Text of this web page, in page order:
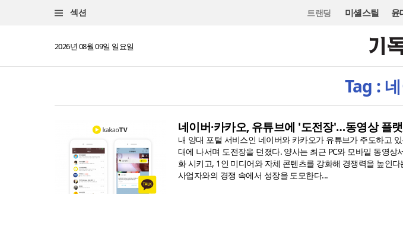
섹션 트랜딩 미셸스틸 윤
2026년 08월 09일 일요일
Tag :
네이버·카카오, 유튜브에 '도전장'…동영상 플
내 양대 포털 서비스인 네이버와 카카오가 유튜브가 주도하고
대에 나서며 도전장을 던졌다. 양사는 최근 PC와 모바일 동영상
화 시키고, 1인 미디어와 자체 콘텐츠를 강화해 경쟁력을 높인
사업자와의 경쟁 속에서 성장을 도모한다...